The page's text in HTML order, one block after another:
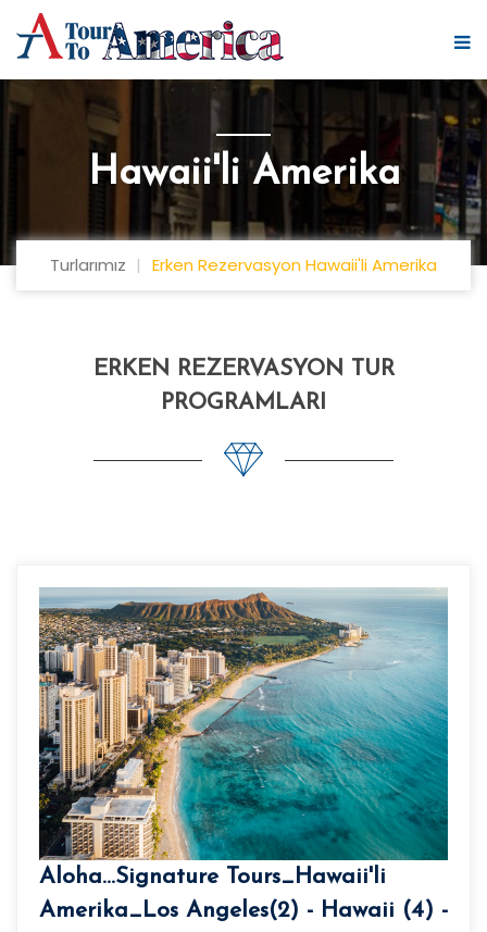
Hawaii'li Amerika
Turlarımız Erken Rezervasyon Hawaii'li Amerika
ERKEN REZERVASYON TUR
PROGRAMLARI
Aloha...Signature Tours_Hawaii'li
Amerika_Los Angeles(2) - Hawaii (4) -